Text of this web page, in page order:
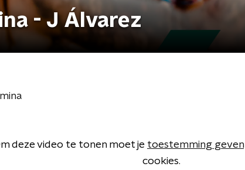
- J Álvarez
deze video te tonen moet je toestemming geven
cookies.